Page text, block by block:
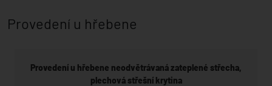
Provedení u hřebene
Provedení u hřebene neodvětrávaná zateplené střecha,
plechová střešní krytina